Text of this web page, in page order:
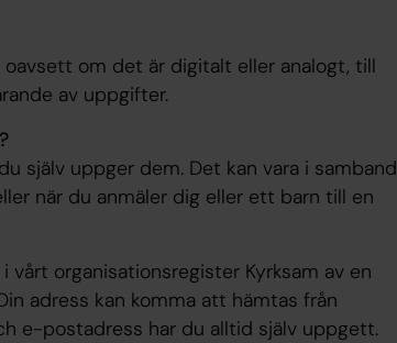
om det är digitalt eller analogt, till
av uppgifter.
själv uppger dem. Det kan vara i samband
när du anmäler dig eller ett barn till en
organisationsregister Kyrksam av en
adress kan komma att hämtas från
e-postadress har du alltid själv uppgett.